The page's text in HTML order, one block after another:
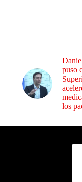
puso
los